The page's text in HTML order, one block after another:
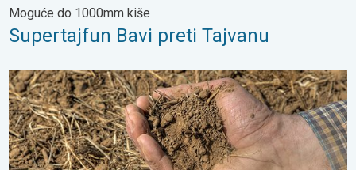
Moguće do 1000mm kiše
Supertajfun Bavi preti Tajvanu
Toplota sve brže isušuje zemljište. Nova studija. . . petak, 24.